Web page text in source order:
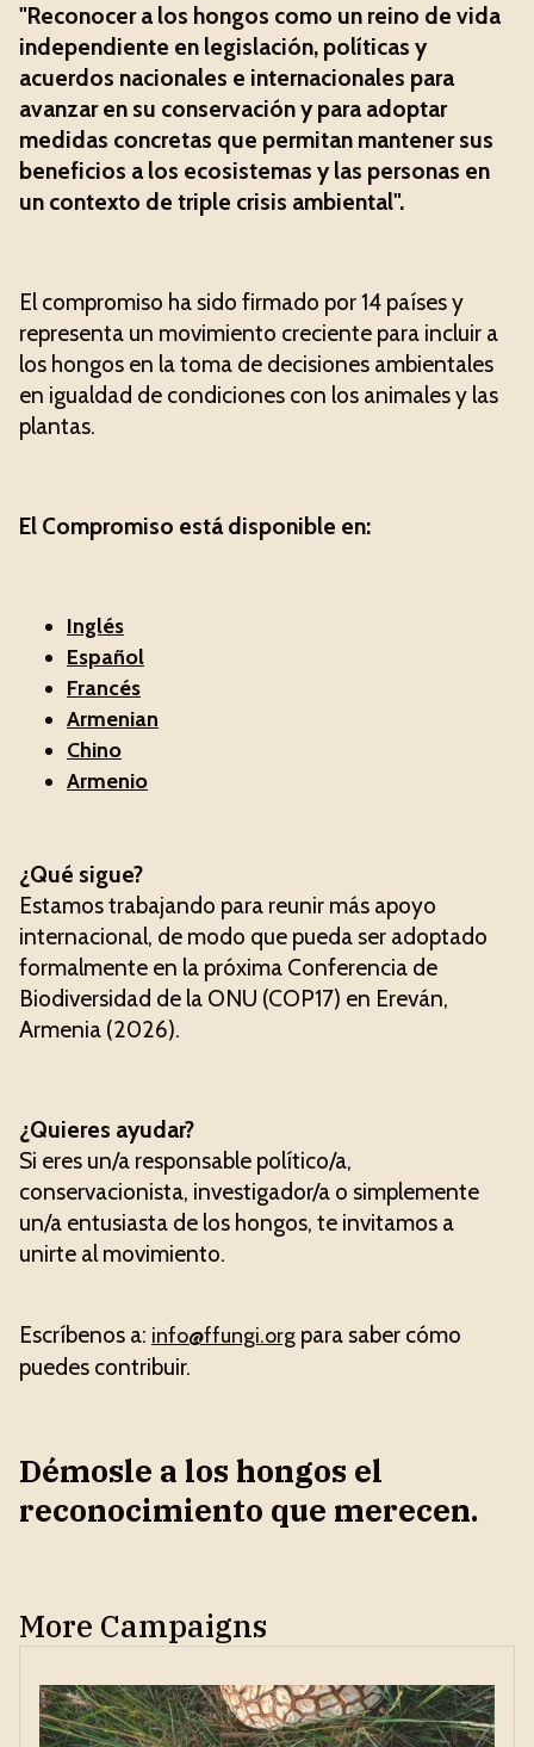
"Reconocer a los hongos como un reino de vida
independiente en legislación, políticas y
acuerdos nacionales e internacionales para
avanzar en su conservación y para adoptar
medidas concretas que permitan mantener sus
beneficios a los ecosistemas y las personas en
un contexto de triple crisis ambiental".
El compromiso ha sido firmado por 14 países y
representa un movimiento creciente para incluir a
los hongos en la toma de decisiones ambientales
en igualdad de condiciones con los animales y las
plantas.
El Compromiso está disponible en:
Inglés
Español
Francés
Armenian
Chino
Armenio
¿Qué sigue?
Estamos trabajando para reunir más apoyo
internacional, de modo que pueda ser adoptado
formalmente en la próxima Conferencia de
Biodiversidad de la ONU (COP17) en Ereván,
Armenia (2026).
¿Quieres ayudar?
Si eres un/a responsable político/a,
conservacionista, investigador/a o simplemente
un/a entusiasta de los hongos, te invitamos a
unirte al movimiento.
Escríbenos a: info@ffungi.org para saber cómo
puedes contribuir.
Démosle a los hongos el
reconocimiento que merecen.
More Campaigns